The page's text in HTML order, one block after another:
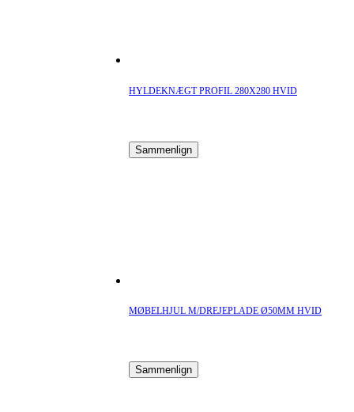
HYLDEKNÆGT PROFIL 280X280 HVID
Sammenlign
MØBELHJUL M/DREJEPLADE Ø50MM HVID
Sammenlign